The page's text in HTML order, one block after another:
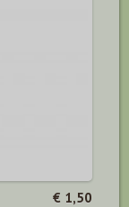
€ 1,50